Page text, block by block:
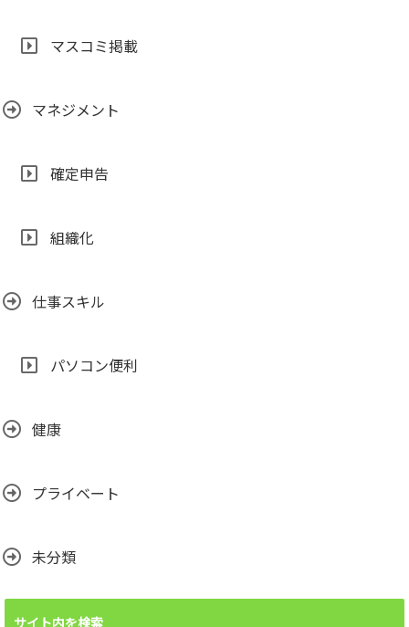
マスコミ掲載
マネジメント
確定申告
組織化
仕事スキル
パソコン便利
健康
プライベート
未分類
サイト内を検索